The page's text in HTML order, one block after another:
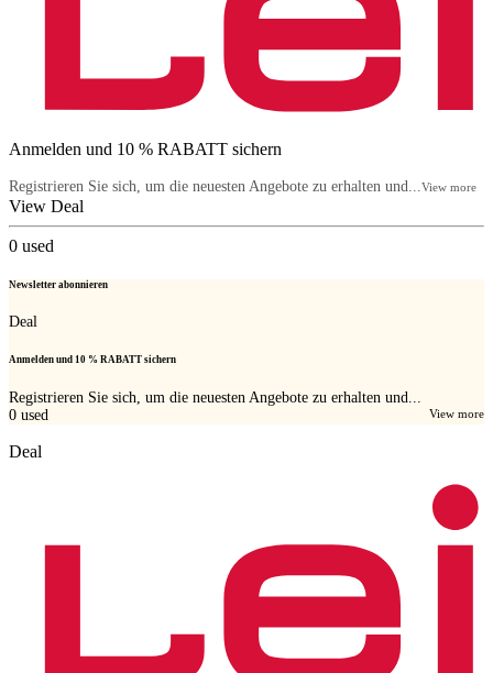
Anmelden und 10 % RABATT sichern
Registrieren Sie sich, um die neuesten Angebote zu erhalten und... View more
View Deal
0 used
Newsletter abonnieren
Deal
Anmelden und 10 % RABATT sichern
Registrieren Sie sich, um die neuesten Angebote zu erhalten und...
View more
0 used
Deal